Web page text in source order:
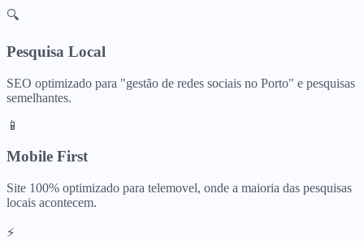
🔍
Pesquisa Local
SEO optimizado para "gestão de redes sociais no Porto" e pesquisas
semelhantes.
📱
Mobile First
Site 100% optimizado para telemovel, onde a maioria das pesquisas
locais acontecem.
⚡